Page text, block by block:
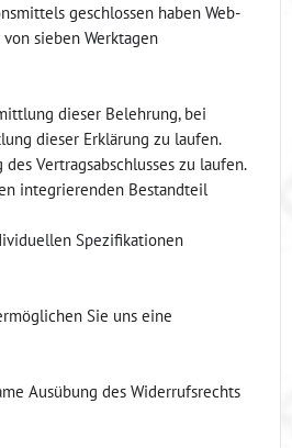
geschlossen haben Web-
sieben Werktagen
dieser Belehrung, bei
dieser Erklärung zu laufen.
Vertragsabschlusses zu laufen.
integrierenden Bestandteil
Spezifikationen
Sie uns eine
Ausübung des Widerrufsrechts